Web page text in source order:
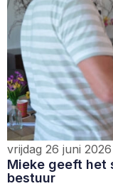
vrijdag 26 juni 2026
Mieke geeft het
bestuur